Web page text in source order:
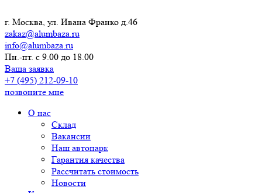
г. Москва, ул. Ивана Франко д.46
zakaz@alumbaza.ru
info@alumbaza.ru
Пн.-пт. с 9.00 до 18.00
Ваша заявка
+7 (495) 212-09-10
позвоните мне
О нас
Склад
Вакансии
Наш автопарк
Гарантия качества
Рассчитать стоимость
Новости